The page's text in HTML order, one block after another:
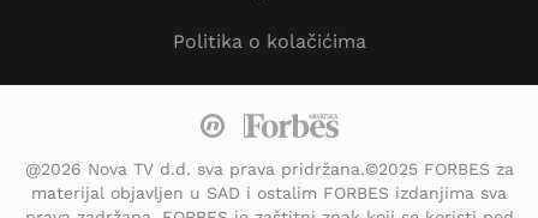
Politika o kolačićima
@2026 Nova TV d.d. sva prava pridržana.©2025 FORBES za
materijal objavljen u SAD i ostalim FORBES izdanjima sva